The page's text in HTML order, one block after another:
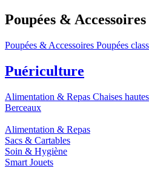
Poupées & Accessoires
Poupées & Accessoires Poupées
Puériculture
Alimentation & Repas Chaises hautes
Berceaux
Alimentation & Repas
Sacs & Cartables
Soin & Hygiène
Smart Jouets